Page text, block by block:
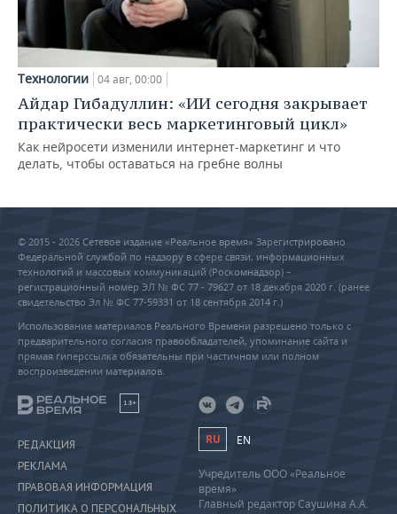
Технологии 04 авг, 00:00
Айдар Гибадуллин: «ИИ сегодня закрывает
практически весь маркетинговый цикл»
Как нейросети изменили интернет-маркетинг и что
делать, чтобы оставаться на гребне волны
© 2015 - 2026 Сетевое издание «Реальное время» Зарегистрировано
Федеральной службой по надзору в сфере связи, информационных
технологий и массовых коммуникаций (Роскомнадзор) –
регистрационный номер ЭЛ № ФС 77 - 79627 от 18 декабря 2020 г. (ранее
свидетельство Эл № ФС 77-59331 от 18 сентября 2014 г.)
Использование материалов Реального Времени разрешено только с
предварительного согласия правообладателей, упоминание сайта и
прямая гиперссылка обязательны при частичном или полном
воспроизведении материалов.
18+
РЕДАКЦИЯ
РЕКЛАМА
ПРАВОВАЯ ИНФОРМАЦИЯ
ПОЛИТИКА О ПЕРСОНАЛЬНЫХ
RU EN
Учредитель ООО «Реальное
время»
Главный редактор Саушина А.А.